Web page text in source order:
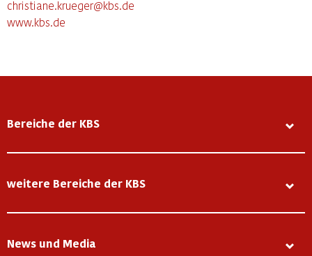
christiane.krueger@kbs.de
www.kbs.de
Bereiche der KBS
weitere Bereiche der KBS
News und Media